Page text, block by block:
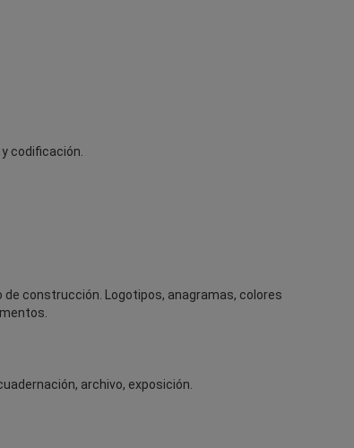
codificación.
construcción. Logotipos, anagramas, colores
archivo, exposición.